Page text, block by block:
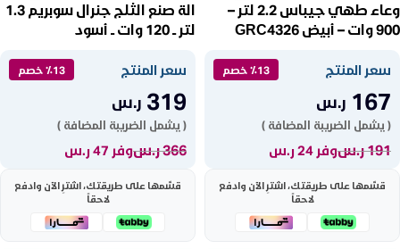
وعاء طهي جيباس 2.2 لتر –
900 وات – أبيض GRC4326
سعر المنتج ٪13 خصم
167 ر.س
( يشمل الضريبة المضافة )
191ر.سوفر 24 ر.س
قسّمها على طريقتك، اشترِ الآن وادفع
لاحقاً
الة صنع الثلج جنرال سوبريم 1.3
لتر ــ 120 وات ــ أسود
سعر المنتج ٪13 خصم
319 ر.س
( يشمل الضريبة المضافة )
366ر.سوفر 47 ر.س
قسّمها على طريقتك، اشترِ الآن وادفع
لاحقاً